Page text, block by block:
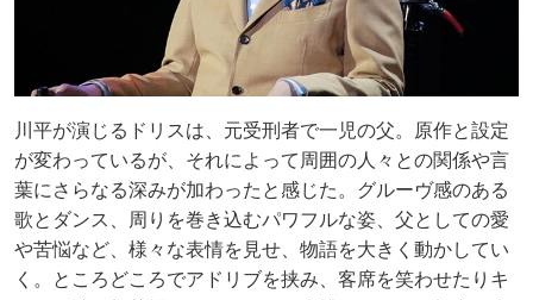
川平が演じるドリスは、元受刑者で一児の父。原作と設定
が変わっているが、それによって周囲の人々との関係や言
葉にさらなる深みが加わったと感じた。グルーヴ感のある
歌とダンス、周りを巻き込むパワフルな姿、父としての愛
や苦悩など、様々な表情を見せ、物語を大きく動かしてい
く。ところどころでアドリブを挟み、客席を笑わせたりキ